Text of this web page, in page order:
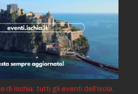
di Ischia: tutti gli eventi dell’isola,